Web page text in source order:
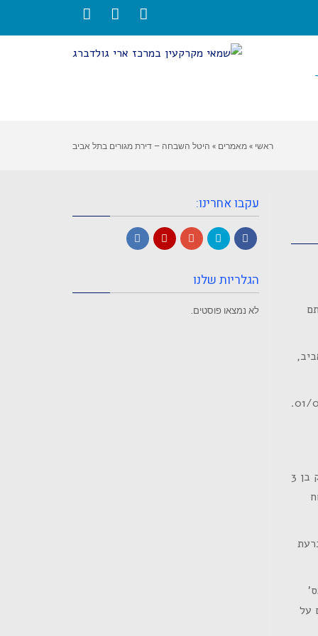
ראשי »מאמרים » היטל השבחה – דירת מגורים בתל אביב
הממוקמת ברח' ויצמן 129 בתל אביב, הדירה ממוקמת במפלס קומת הקרקע בבנין מגורים ותיק בן 3
שטח
השומה המכרעת
על
עקבו אחרינו:
הגלריות שלנו
לא נמצאו פוסטים.